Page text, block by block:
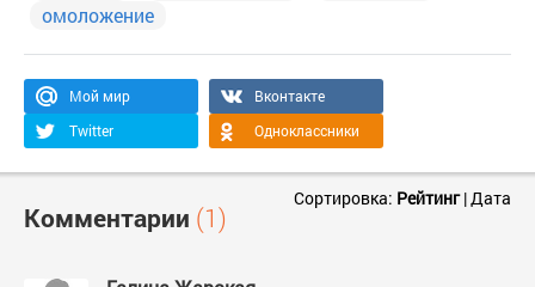
омоложение
Мой мир
Вконтакте
Twitter
Одноклассники
Комментарии (1)
Сортировка: Рейтинг|Дата